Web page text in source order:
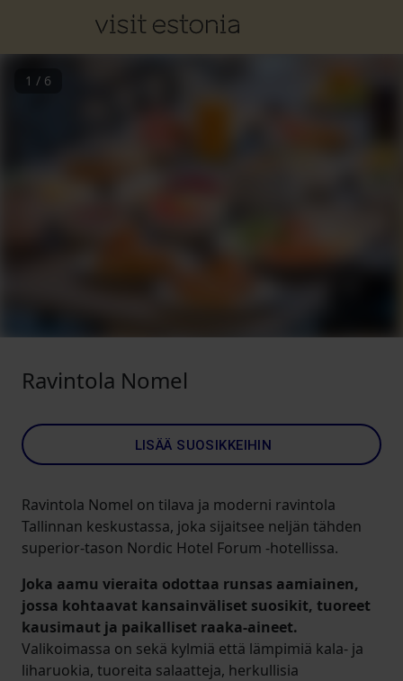
1 / 6
Ravintola Nomel
LISÄÄ SUOSIKKEIHIN
Ravintola Nomel on tilava ja moderni ravintola
Tallinnan keskustassa, joka sijaitsee neljän tähden
superior-tason Nordic Hotel Forum -hotellissa.
Joka aamu vieraita odottaa runsas aamiainen,
jossa kohtaavat kansainväliset suosikit, tuoreet
kausimaut ja paikalliset raaka-aineet.
Valikoimassa on sekä kylmiä että lämpimiä kala- ja
liharuokia, tuoreita salaatteja, herkullisia